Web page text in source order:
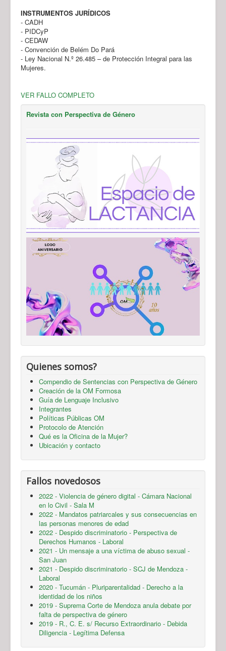
INSTRUMENTOS JURÍDICOS
- CADH
- PIDCyP
- CEDAW
- Convención de Belém Do Pará
- Ley Nacional N.º 26.485 – de Protección Integral para las
Mujeres.
VER FALLO COMPLETO
Revista con Perspectiva de Género
Quienes somos?
Compendio de Sentencias con Perspectiva de Género
Creación de la OM Formosa
Guía de Lenguaje Inclusivo
Integrantes
Políticas Públicas OM
Protocolo de Atención
Qué es la Oficina de la Mujer?
Ubicación y contacto
Fallos novedosos
2022 - Violencia de género digital - Cámara Nacional
en lo Civil - Sala M
2022 - Mandatos patriarcales y sus consecuencias en
las personas menores de edad
2022 - Despido discriminatorio - Perspectiva de
Derechos Humanos - Laboral
2021 - Un mensaje a una víctima de abuso sexual -
San Juan
2021 - Despido discriminatorio - SCJ de Mendoza -
Laboral
2020 - Tucumán - Pluriparentalidad - Derecho a la
identidad de los niños
2019 - Suprema Corte de Mendoza anula debate por
falta de perspectiva de género
2019 - R., C. E. s/ Recurso Extraordinario - Debida
Diligencia - Legítima Defensa